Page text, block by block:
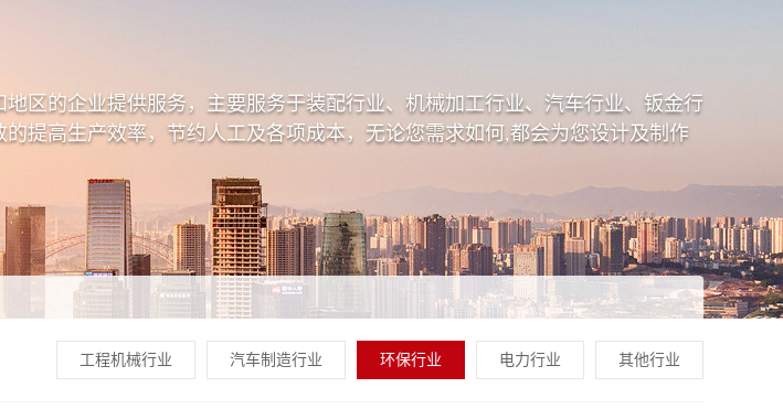
区的企业提供服务，主要服务于装配行业、机械加工行业、汽车行业、钣金行
提高生产效率，节约人工及各项成本，无论您需求如何,都会为您设计及制作
工程机械行业 汽车制造行业 环保行业 电力行业 其他行业